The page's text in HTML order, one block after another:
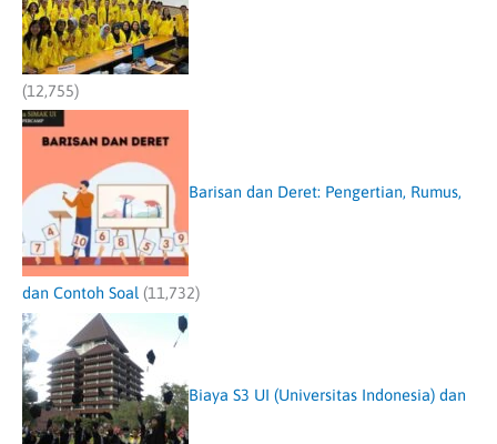
(12,755)
Barisan dan Deret: Pengertian, Rumus,
dan Contoh Soal (11,732)
Biaya S3 UI (Universitas Indonesia) dan